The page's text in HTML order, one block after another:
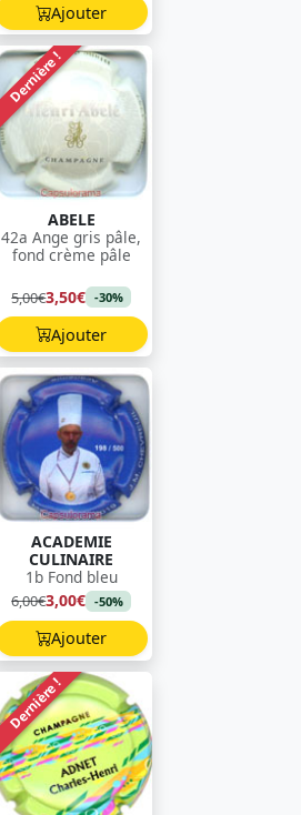
Ajouter
Dernière !
ABELE
42a Ange gris pâle,
fond crème pâle
5,00€3,50€ -30%
Ajouter
ACADEMIE
CULINAIRE
1b Fond bleu
6,00€3,00€ -50%
Ajouter
Dernière !